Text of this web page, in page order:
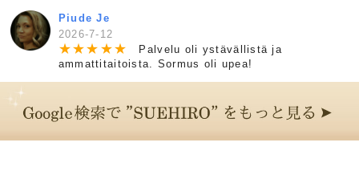
Piude Je
2026-7-12
★★★ ★★
Palvelu oli ystävällistä ja
ammattitaitoista. Sormus oli upea!